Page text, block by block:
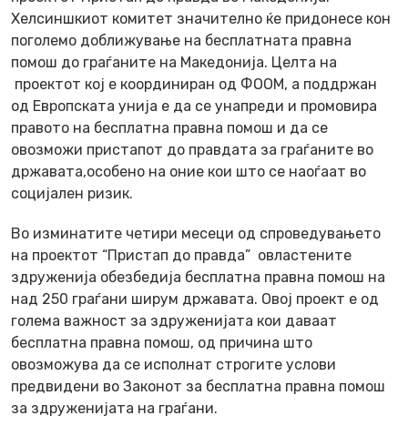
Хелсиншкиот комитет значително ќе придонесе кон
поголемо доближување на бесплатната правна
помош до граѓаните на Македонија. Целта на
проектот кој е координиран од ФООМ, а поддржан
од Европската унија е да се унапреди и промовира
правото на бесплатна правна помош и да се
овозможи пристапот до правдата за граѓаните во
државата,особено на оние кои што се наоѓаат во
социјален ризик.
Во изминатите четири месеци од спроведувањето
на проектот “Пристап до правда” овластените
здруженија обезбедија бесплатна правна помош на
над 250 граѓани ширум државата. Овој проект е од
голема важност за здруженијата кои даваат
бесплатна правна помош, од причина што
овозможува да се исполнат строгите услови
предвидени во Законот за бесплатна правна помош
за здруженијата на граѓани.